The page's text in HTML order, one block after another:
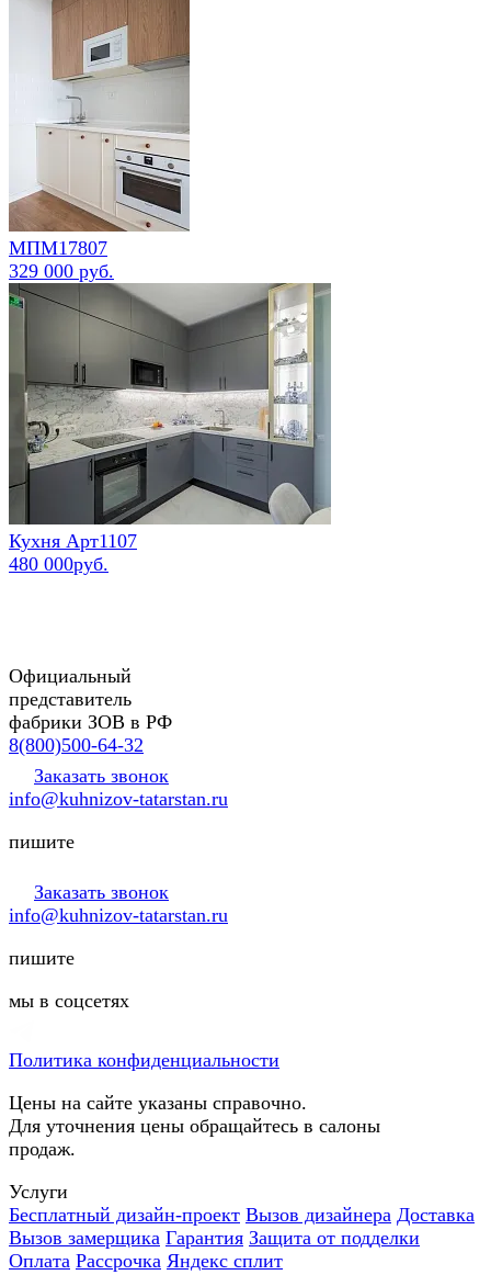
МПМ17807
329 000 руб.
Кухня Арт1107
480 000руб.
Официальный
представитель
фабрики ЗОВ в РФ
8(800)500-64-32
Заказать звонок
info@kuhnizov-tatarstan.ru
пишите
Заказать звонок
info@kuhnizov-tatarstan.ru
пишите
мы в соцсетях
Политика конфиденциальности
Цены на сайте указаны справочно.
Для уточнения цены обращайтесь в салоны
продаж.
Услуги
Бесплатный дизайн-проект Вызов дизайнера Доставка
Вызов замерщика Гарантия Защита от подделки
Оплата Рассрочка Яндекс сплит